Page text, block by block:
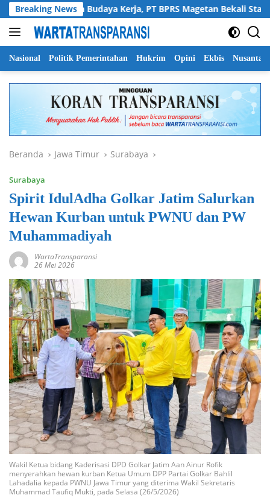
Langsung
ke
konten
Breaking News
SDM dan Budaya Kerja, PT BPRS Magetan Bekali Staf
Nasional Politik Pemerintahan Hukrim Opini Ekbis Nusantara
Beranda Jawa Timur Surabaya
Surabaya
Spirit IdulAdha Golkar Jatim Salurkan
Hewan Kurban untuk PWNU dan PW
Muhammadiyah
WartaTransparansi
26 Mei 2026
Wakil Ketua bidang Kaderisasi DPD Golkar Jatim Aan Ainur Rofik
menyerahkan hewan kurban Ketua Umum DPP Partai Golkar Bahlil
Lahadalia kepada PWNU Jawa Timur yang diterima Wakil Sekretaris
Muhammad Taufiq Mukti, pada Selasa (26/5/2026)